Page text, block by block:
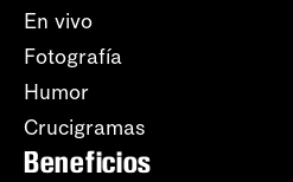
En vivo
Fotografía
Humor
Crucigramas
Beneficios